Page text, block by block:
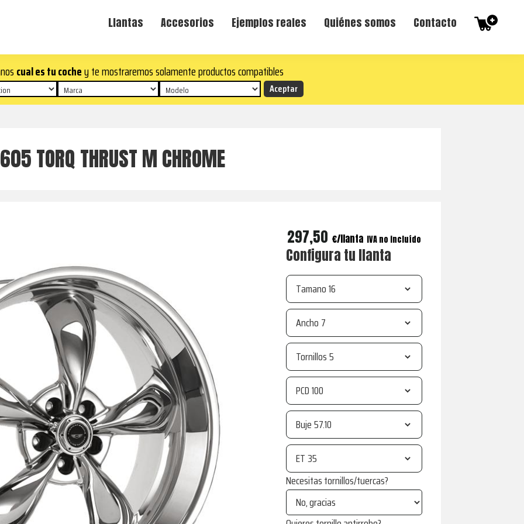
Llantas Accesorios Ejemplos reales Quiénes somos Contacto
cual es tu cochey te mostraremos solamente productos compatibles
TORQ THRUST M CHROME
297,50 € IVA no incluído
Configura tu llanta
Tamano
Ancho
Tornillos
PCD
Buje
ET
Necesitas tornillos/tuercas?